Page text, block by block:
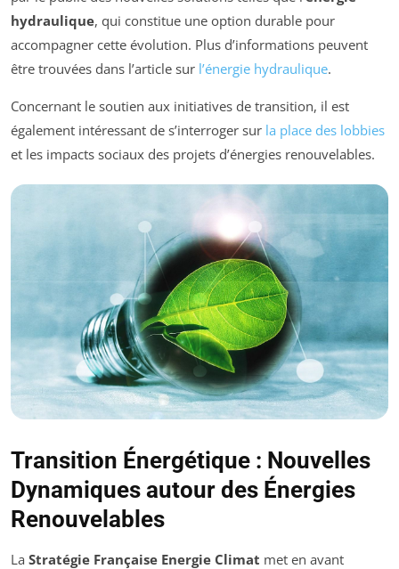
hydraulique, qui constitue une option durable pour
accompagner cette évolution. Plus d’informations peuvent
être trouvées dans l’article sur l’énergie hydraulique.
Concernant le soutien aux initiatives de transition, il est
également intéressant de s’interroger sur la place des lobbies
et les impacts sociaux des projets d’énergies renouvelables.
Transition Énergétique : Nouvelles
Dynamiques autour des Énergies
Renouvelables
La Stratégie Française Energie Climat met en avant